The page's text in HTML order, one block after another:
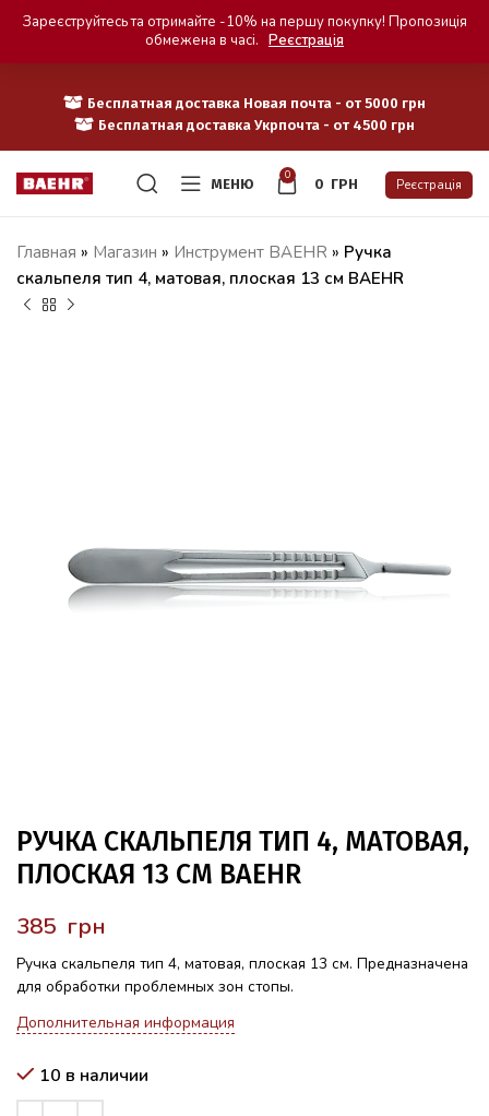
Бесплатная доставка Новая почта - от 5000 грн
Бесплатная доставка Укрпочта - от 4500 грн
МЕНЮ
0
0 ГРН Реєстрація
Главная » Магазин » Инструмент BAEHR » Ручка
скальпеля тип 4, матовая, плоская 13 см BAEHR
РУЧКА СКАЛЬПЕЛЯ ТИП 4, МАТОВАЯ,
ПЛОСКАЯ 13 СМ BAEHR
грн
Ручка скальпеля тип 4, матовая, плоская 13 см. Предназначена
для обработки проблемных зон стопы.
Дополнительная информация
10 в наличии
Зареєструйтесь та отримайте -10% на першу покупку! Пропозиція
обмежена в часі. Реєстрація